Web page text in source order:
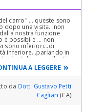
carro" ... queste sono
dopo una visita...non
nostra funzione
è possibile ... non
sono inferiori...di
inferiore...parlando in
eccellenti...
!...però si lasci dire
male il problema...
"curioso"...per una
soluzioni sono solo
costi benefici a
minori..)...la
A LEGGERE
da Dott. Gustavo Petti
Cagliari (CA)